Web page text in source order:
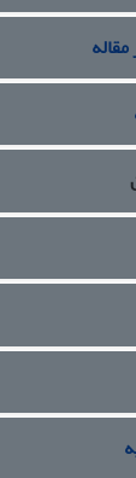
مستمر
به فراگیران